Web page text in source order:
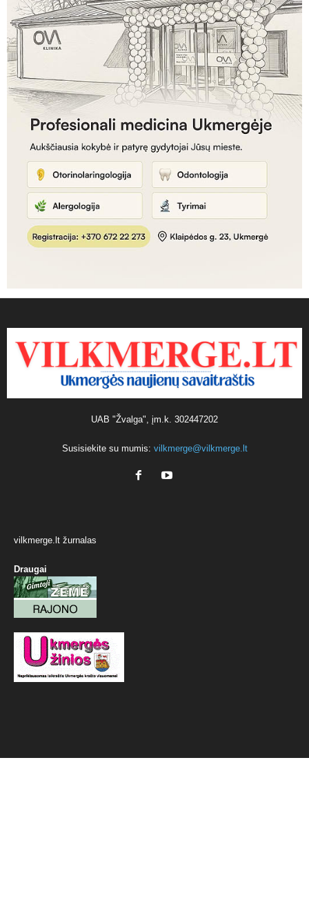
UAB "Žvalga", įm.k. 302447202
Susisiekite su mumis: vilkmerge@vilkmerge.lt
vilkmerge.lt žurnalas
Draugai